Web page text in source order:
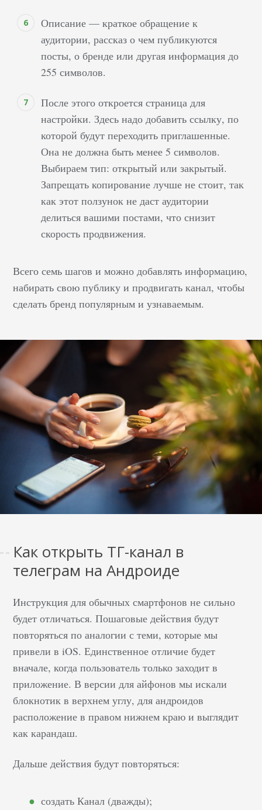
Описание — краткое обращение к
аудитории, рассказ о чем публикуются
посты, о бренде или другая информация до
255 символов.
После этого откроется страница для
настройки. Здесь надо добавить ссылку, по
которой будут переходить приглашенные.
Она не должна быть менее 5 символов.
Выбираем тип: открытый или закрытый.
Запрещать копирование лучше не стоит, так
как этот ползунок не даст аудитории
делиться вашими постами, что снизит
скорость продвижения.
Всего семь шагов и можно добавлять информацию,
набирать свою публику и продвигать канал, чтобы
сделать бренд популярным и узнаваемым.
Как открыть ТГ-канал в
телеграм на Андроиде
Инструкция для обычных смартфонов не сильно
будет отличаться. Пошаговые действия будут
повторяться по аналогии с теми, которые мы
привели в iOS. Единственное отличие будет
вначале, когда пользователь только заходит в
приложение. В версии для айфонов мы искали
блокнотик в верхнем углу, для андроидов
расположение в правом нижнем краю и выглядит
как карандаш.
Дальше действия будут повторяться:
создать Канал (дважды);